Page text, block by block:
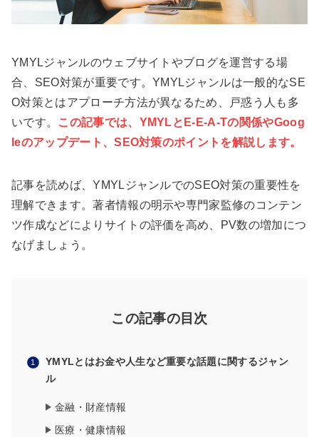
YMYLジャンルのウェブサイトやブログを運営する場
合、SEO対策が重要です。YMYLジャンルは一般的なSE
O対策とはアプローチ方法が異なるため、戸惑う人も多
いです。
この記事では、YMYLとE-E-A-Tの関係やGoog
leのアップデート、SEO対策のポイントを解説します。
記事を読めば、YMYLジャンルでのSEO対策の重要性を
理解できます。著者情報の明示や専門家監修のコンテン
ツ作成などによりサイトの評価を高め、PV数の増加につ
なげましょう。
この記事の目次
YMYLとはお金や人生など重要な話題に関するジャン
ル
金融・財産情報
医療・健康情報